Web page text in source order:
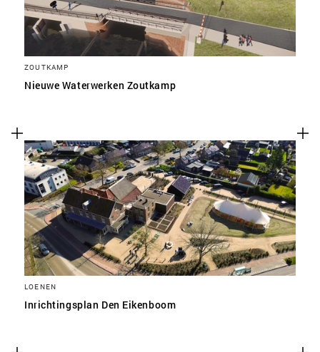
ZOUTKAMP
Nieuwe Waterwerken Zoutkamp
LOENEN
Inrichtingsplan Den Eikenboom